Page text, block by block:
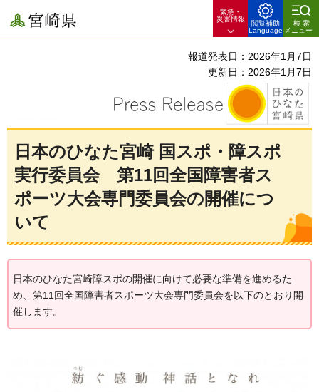
宮崎県
緊急・
災害情報
閲覧補助
Language
検索
メニュー
報道発表日：2026年1月7日
更新日：2026年1月7日
日本のひなた宮崎 国スポ・障スポ
実行委員会 第11回全国障害者ス
ポーツ大会専門委員会の開催につ
いて
日本のひなた宮崎障スポの開催に向けて必要な準備を進めるた
め、第11回全国障害者スポーツ大会専門委員会を以下のとおり開
催します。